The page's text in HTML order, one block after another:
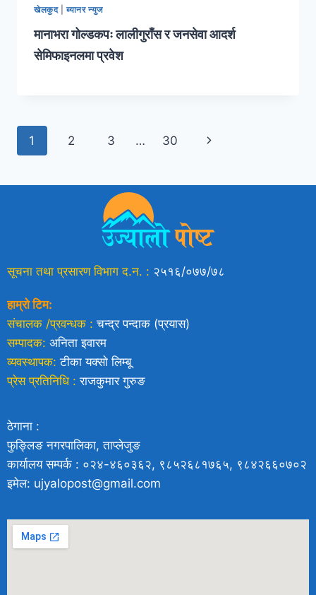
खेलकुद|ब्यानर न्युज
मानाभरा गोल्डकपः लालीगुराँस र जनसेवा आदर्श
सेमिफाइनलमा प्रवेश
1 2 3 … 30
सूचना तथा प्रसारण विभाग द.न. : २५१६/०७७/७८
हाम्रो टिम:
संचालक /प्रवन्धक : चन्द्र पन्दाक (प्रयास)
सम्पादक: अनिता इवारम
व्यवस्थापक: टीका यक्साे लिम्बू
प्रेस प्रतिनिधि : राजकुमार गुरुङ
ठेगाना :
फुङ्लिङ नगरपालिका, ताप्लेजुङ
कार्यालय सम्पर्क : ०२४-४६०३६२, ९८५२६८१७६५, ९८४२६६०७०२
इमेल: ujyalopost@gmail.com